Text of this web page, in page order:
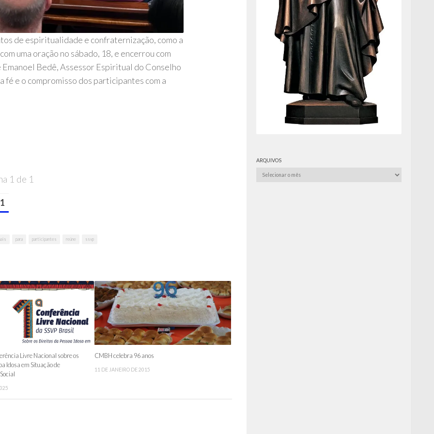
de espiritualidade e confraternização, como a
uma oração no sábado, 18, e encerrou com
Bedê, Assessor Espiritual do Conselho
e o compromisso dos participantes com a
1 de 1
1
para participantes reúne ssvp
Livre Nacional sobre os
Idosa em Situação de
CMBH celebra 96 anos
11 DE JANEIRO DE 2015
ARQUIVOS
Arquivos